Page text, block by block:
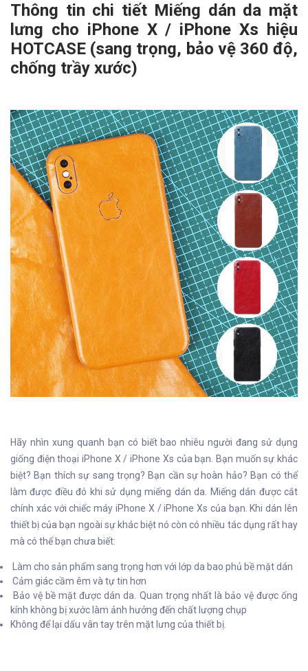
Thông tin chi tiết Miếng dán da mặt
lưng cho iPhone X / iPhone Xs hiệu
HOTCASE (sang trọng, bảo vệ 360 độ,
chống trầy xước)
Hãy nhìn xung quanh bạn có biết bao nhiêu người đang sử dụng
giống điện thoại iPhone X / iPhone Xs của bạn. Bạn muốn sự khác
biệt? Bạn thích sự sang trọng? Bạn cần sự hoàn hảo? Bạn có thể
làm được điều đó khi sử dụng miếng dán da. Miếng dán được cắt
chính xác với chiếc máy iPhone X / iPhone Xs của bạn. Khi dán lên
thiết bị của bạn ngoài sự khác biệt nó còn có nhiều tác dụng rất hay
mà có thể bạn chưa biết:
Làm cho sản phẩm sang trọng hơn với lớp da bao phủ bề mặt dán
Cảm giác cầm êm và tự tin hơn
Bảo vệ bề mặt được dán da. Quan trọng nhất là bảo vệ được ống
kính không bị xước làm ảnh hưởng đến chất lượng chụp
Không để lại dấu vân tay trên mặt lưng của thiết bị.